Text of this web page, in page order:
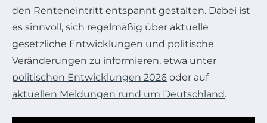
den Renteneintritt entspannt gestalten. Dabei ist
es sinnvoll, sich regelmäßig über aktuelle
gesetzliche Entwicklungen und politische
Veränderungen zu informieren, etwa unter
politischen Entwicklungen 2026 oder auf
aktuellen Meldungen rund um Deutschland.